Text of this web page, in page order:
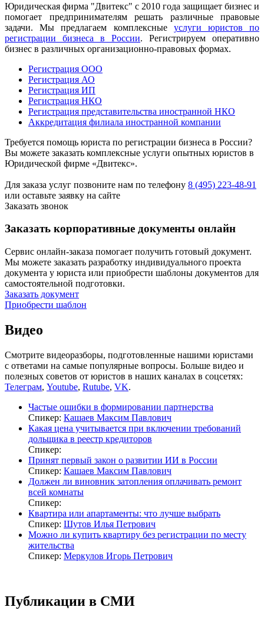
Юридическая фирма "Двитекс" с 2010 года защищает бизнес и
помогает предпринимателям решать различные правовые
задачи. Мы предлагаем комплексные услуги юристов по
регистрации бизнеса в России. Регистрируем оперативно
бизнес в различных организационно-правовых формах.
Регистрация ООО
Регистрация АО
Регистрация ИП
Регистрация НКО
Регистрация представительства иностранной НКО
Аккредитация филиала иностранной компании
Требуется помощь юриста по регистрации бизнеса в России?
Вы можете заказать комплексные услуги опытных юристов в
Юридической фирме «Двитекс».
Для заказа услуг позвоните нам по телефону 8 (495) 223-48-91
или оставьте заявку на сайте
Заказать звонок
Заказать корпоративные документы онлайн
Сервис онлайн-заказа помогает получить готовый документ.
Мы можете заказать разработку индивидуального проекта
документа у юриста или приобрести шаблоны документов для
самостоятельной подготовки.
Заказать документ
Приобрести шаблон
Видео
Смотрите видеоразборы, подготовленные нашими юристами
с ответами на самые популярные вопросы. Больше видео и
полезных советов от юристов в наших каналах в соцсетях:
Телеграм, Youtube, Rutube, VK.
Частые ошибки в формировании партнерства
Спикер: Кашаев Максим Павлович
Какая цена учитывается при включении требований
дольщика в реестр кредиторов
Спикер:
Принят первый закон о развитии ИИ в России
Спикер: Кашаев Максим Павлович
Должен ли виновник затопления оплачивать ремонт
всей комнаты
Спикер:
Квартира или апартаменты: что лучше выбрать
Спикер: Шутов Илья Петрович
Можно ли купить квартиру без регистрации по месту
жительства
Спикер: Меркулов Игорь Петрович
Публикации в СМИ